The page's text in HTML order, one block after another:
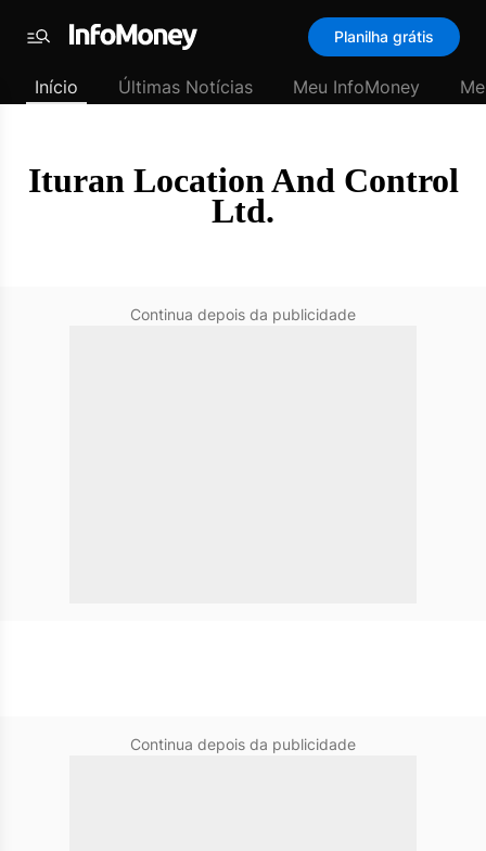
Padrão
Últimas
InfoMoney
Menu
Planilha grátis
Início Últimas Notícias Meu InfoMoney
Ituran Location And Control
Ltd.
Continua depois da publicidade
Continua depois da publicidade